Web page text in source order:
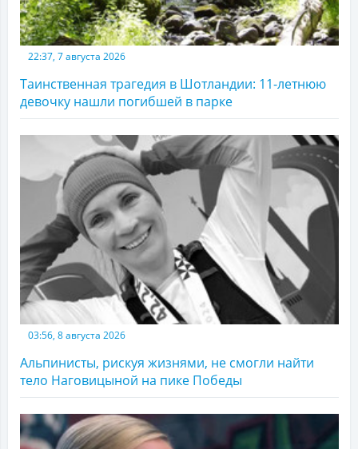
22:37, 7 августа 2026
Таинственная трагедия в Шотландии: 11-летнюю
девочку нашли погибшей в парке
03:56, 8 августа 2026
Альпинисты, рискуя жизнями, не смогли найти
тело Наговицыной на пике Победы